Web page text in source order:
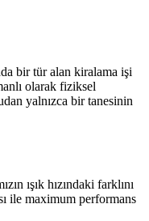
bir tür alan kiralama işi
olarak fiziksel
yalnızca bir tanesinin
ışık hızındaki farklını
ile maximum performans